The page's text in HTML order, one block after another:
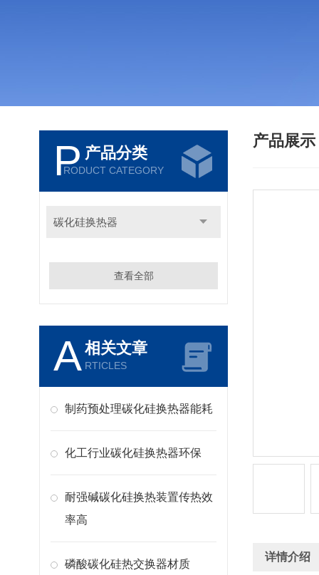
P 产品分类
RODUCT CATEGORY
碳化硅换热器
查看全部
A相关文章
RTICLES
制药预处理碳化硅换热器能耗
化工行业碳化硅换热器环保
耐强碱碳化硅换热装置传热效
率高
磷酸碳化硅热交换器材质
产品展示
详情介绍